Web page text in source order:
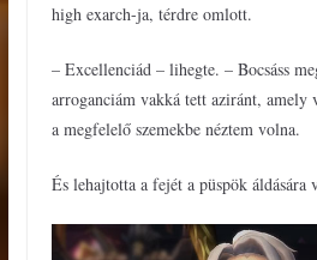
high exarch-ja, térdre omlott.
– Excellenciád – lihegte. – Bocsáss
arroganciám vakká tett aziránt,
a megfelelő szemekbe néztem volna.
És lehajtotta a fejét a püspök áldására